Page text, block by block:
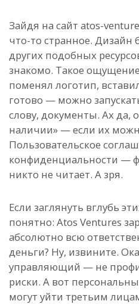
Зайдя на сайт atos-
что-то странное. Дизайн
других подобных
знакомо. Такое
поменял логотип,
готово — можно
слову, документы. Ах да,
наличии» — если их
Пользовательское
конфиденциальности —
никто не читает. А зря.
Если заглянуть вглубь
понятно: Atos Ventures
абсолютно всю
деньги? Ну, извините.
управляющий — не
риски. А вот
могут уйти третьим